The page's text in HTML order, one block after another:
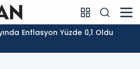
Enflasyon Yüzde 0,1 Oldu